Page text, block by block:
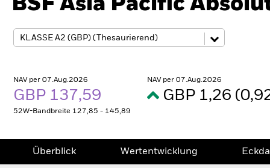
NAV per 07.Aug.2026
GBP 137,59
52W-Bandbreite 127,85 - 145,89
NAV per 07.Aug.2026
GBP 1,26
Überblick Wertentwicklung